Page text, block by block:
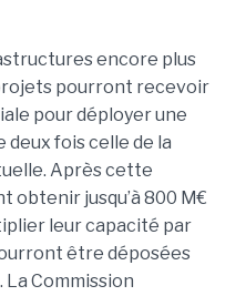
encore plus
pourront recevoir
pour déployer une
fois celle de la
Après cette
obtenir jusqu’à 800 M€
leur capacité par
être déposées
La Commission